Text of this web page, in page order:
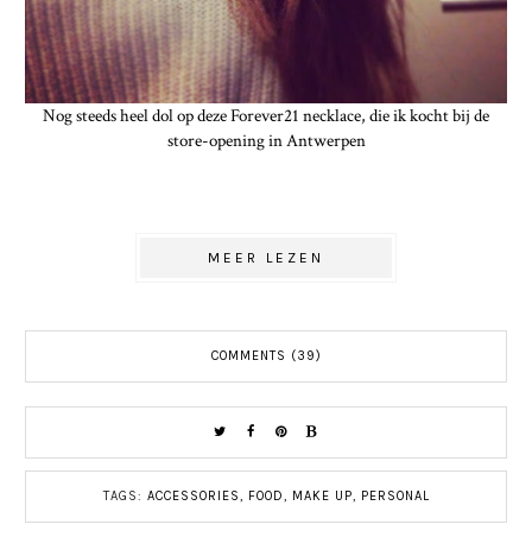
Nog steeds heel dol op deze Forever21 necklace, die ik kocht bij de
store-opening in Antwerpen
MEER LEZEN
COMMENTS (39)
TAGS: ACCESSORIES, FOOD, MAKE UP, PERSONAL